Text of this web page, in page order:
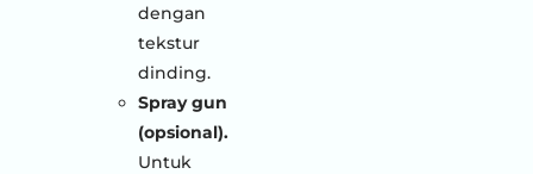
dengan
tekstur
dinding.
Spray gun
(opsional).
Untuk